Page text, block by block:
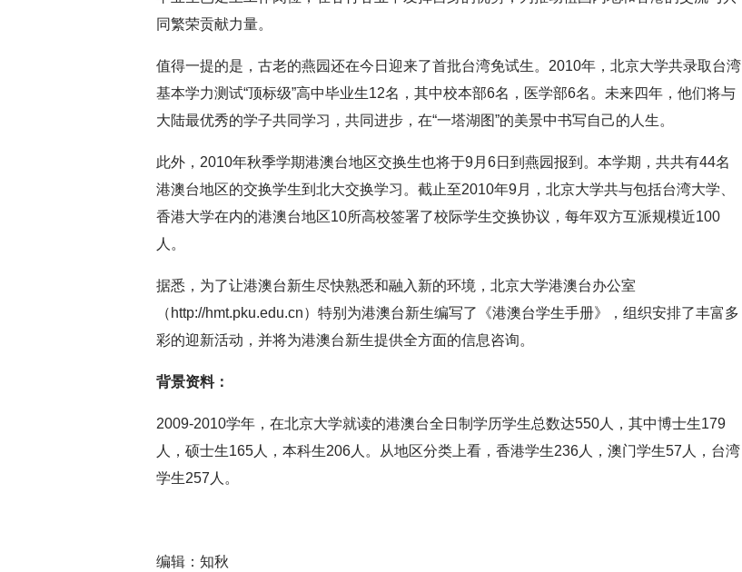
同繁荣贡献力量。
值得一提的是，古老的燕园还在今日迎来了首批台湾免试生。2010年，北京大学共录取台湾
基本学力测试“顶标级”高中毕业生12名，其中校本部6名，医学部6名。未来四年，他们将与
大陆最优秀的学子共同学习，共同进步，在“一塔湖图”的美景中书写自己的人生。
此外，2010年秋季学期港澳台地区交换生也将于9月6日到燕园报到。本学期，共共有44名
港澳台地区的交换学生到北大交换学习。截止至2010年9月，北京大学共与包括台湾大学、
香港大学在内的港澳台地区10所高校签署了校际学生交换协议，每年双方互派规模近100
人。
据悉，为了让港澳台新生尽快熟悉和融入新的环境，北京大学港澳台办公室
（http://hmt.pku.edu.cn）特别为港澳台新生编写了《港澳台学生手册》，组织安排了丰富多
彩的迎新活动，并将为港澳台新生提供全方面的信息咨询。
背景资料：
2009-2010学年，在北京大学就读的港澳台全日制学历学生总数达550人，其中博士生179
人，硕士生165人，本科生206人。从地区分类上看，香港学生236人，澳门学生57人，台湾
学生257人。
编辑：知秋